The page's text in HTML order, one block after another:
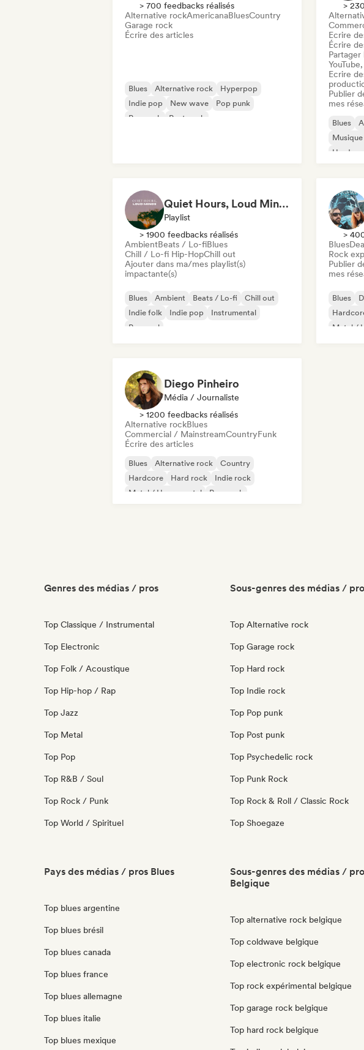
> 700 feedbacks réalisés
Alternative rockAmericanaBluesCountry
Garage rock
Écrire des articles
Blues Alternative rock
Hyperpop
Indie pop
New wave
Pop punk
Pop rock
Post punk
>
Ecrire
Écrire
Partager
Ecrire
Publier
mes
Blues
Hardcore
Quiet Hours, Loud Minds 🔮 Singer-Songwriter, Bedroom Pop & Dream Pop
Playlist
> 1900 feedbacks réalisés
AmbientBeats / Lo-fiBlues
Chill / Lo-fi Hip-HopChill out
Ajouter dans ma/mes playlist(s)
impactante(s)
Blues Ambient Beats / Lo-fi
Chill out
Indie folk
Indie pop
Instrumental
Pop soul
>
Blues
Rock
Publier
mes
Blues
Metal /
Diego Pinheiro
Média / Journaliste
> 1200 feedbacks réalisés
Alternative rockBlues
Commercial / MainstreamCountryFunk
Écrire des articles
Blues Alternative rock
Country
Hardcore
Hard rock
Indie rock
Metal / Heavy metal
Pop punk
Genres des médias / pros
Top Classique / Instrumental
Top Electronic
Top Folk / Acoustique
Top Hip-hop / Rap
Top Jazz
Top Metal
Top Pop
Top R&B / Soul
Top Rock / Punk
Top World / Spirituel
Sous-genres des médias /
Top Alternative rock
Top Garage rock
Top Hard rock
Top Indie rock
Top Pop punk
Top Post punk
Top Psychedelic rock
Top Punk Rock
Top Rock & Roll / Classic Rock
Top Shoegaze
Pays des médias / pros Blues
Top blues argentine
Top blues brésil
Top blues canada
Top blues france
Top blues allemagne
Top blues italie
Top blues mexique
Sous-genres des médias /
Belgique
Top alternative rock belgique
Top coldwave belgique
Top electronic rock belgique
Top rock expérimental belgique
Top garage rock belgique
Top hard rock belgique